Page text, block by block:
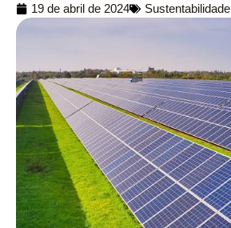
19 de abril de 2024 Sustentabilidade